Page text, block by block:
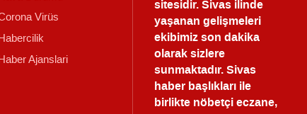
Virüs
Ajanslari
sitesidir. Sivas ilinde
yaşanan gelişmeleri
ekibimiz son dakika
olarak sizlere
sunmaktadır.Sivas
haberbaşlıkları ile
birlikte nöbetçi eczane,